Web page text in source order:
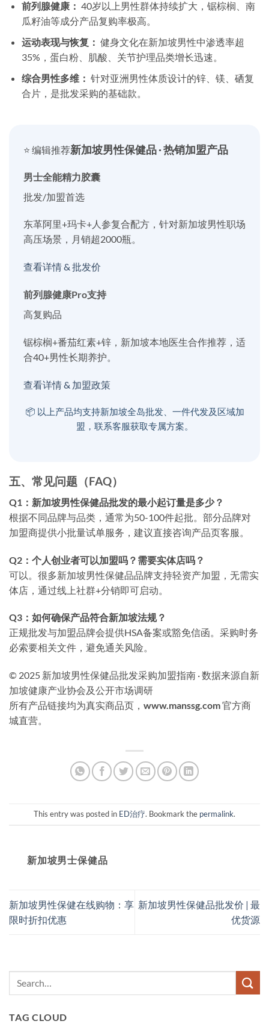
前列腺健康： 40岁以上男性群体持续扩大，锯棕榈、南
瓜籽油等成分产品复购率极高。
运动表现与恢复： 健身文化在新加坡男性中渗透率超
35%，蛋白粉、肌酸、关节护理品类增长迅速。
综合男性多维： 针对亚洲男性体质设计的锌、镁、硒复
合片，是批发采购的基础款。
⭐ 编辑推荐新加坡男性保健品 · 热销加盟产品
男士全能精力胶囊
批发/加盟首选
东革阿里+玛卡+人参复合配方，针对新加坡男性职场
高压场景，月销超2000瓶。
查看详情 & 批发价
前列腺健康Pro支持
高复购品
锯棕榈+番茄红素+锌，新加坡本地医生合作推荐，适
合40+男性长期养护。
查看详情 & 加盟政策
📦 以上产品均支持新加坡全岛批发、一件代发及区域加
盟，联系客服获取专属方案。
五、常见问题（FAQ）
Q1：新加坡男性保健品批发的最小起订量是多少？
根据不同品牌与品类，通常为50-100件起批。部分品牌对
加盟商提供小批量试单服务，建议直接咨询产品页客服。
Q2：个人创业者可以加盟吗？需要实体店吗？
可以。很多新加坡男性保健品品牌支持轻资产加盟，无需实
体店，通过线上社群+分销即可启动。
Q3：如何确保产品符合新加坡法规？
正规批发与加盟品牌会提供HSA备案或豁免信函。采购时务
必索要相关文件，避免通关风险。
© 2025 新加坡男性保健品批发采购加盟指南 · 数据来源自新
加坡健康产业协会及公开市场调研
所有产品链接均为真实商品页， www.manssg.com官方商
城直营。
This entry was posted in ED治疗. Bookmark the permalink.
新加坡男士保健品
新加坡男性保健在线购物：享
限时折扣优惠
新加坡男性保健品批发价 | 最
优货源
TAG CLOUD